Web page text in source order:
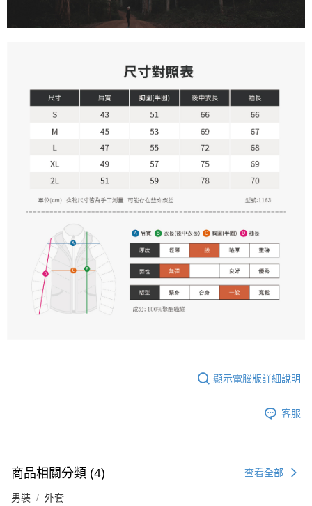
顯示電腦版詳細說明
客服
商品相關分類 (4) 查看全部
男裝 外套